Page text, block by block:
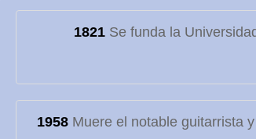
1821Se funda la
1958 Muere el notable guitarrista